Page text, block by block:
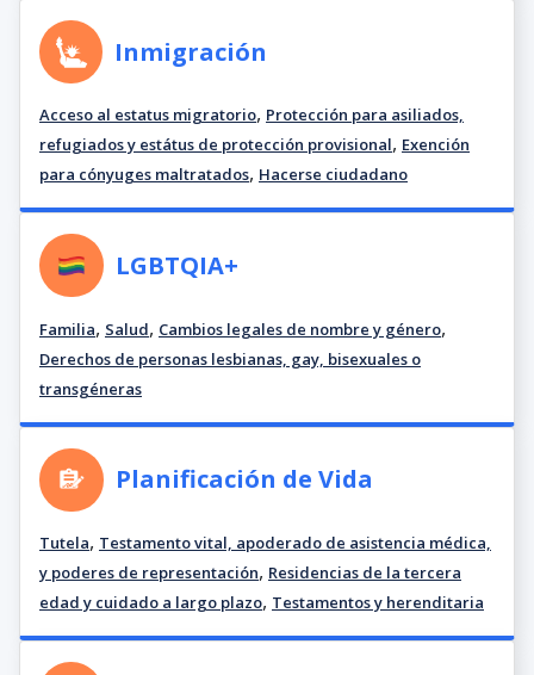
Inmigración
Acceso al estatus migratorio, Protección para asiliados,
refugiados y estátus de protección provisional, Exención
para cónyuges maltratados, Hacerse ciudadano
LGBTQIA+
Familia, Salud, Cambios legales de nombre y género,
Derechos de personas lesbianas, gay, bisexuales o
transgéneras
Planificación de Vida
Tutela, Testamento vital, apoderado de asistencia médica,
y poderes de representación, Residencias de la tercera
edad y cuidado a largo plazo, Testamentos y herenditaria